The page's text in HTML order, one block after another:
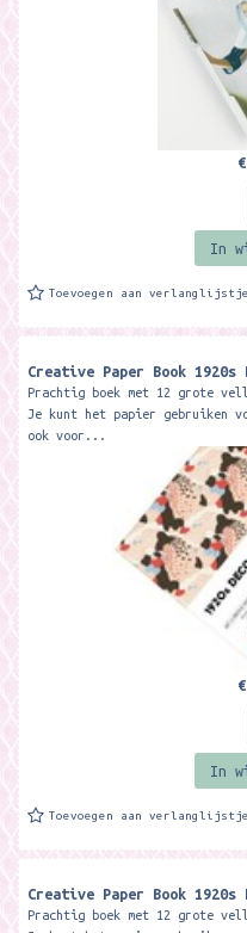
In
Toevoegen aan verlanglijstje
Creative Paper Book 1920s
Prachtig boek met 12 grote
Je kunt het papier gebruiken
ook voor...
In
Toevoegen aan verlanglijstje
Creative Paper Book
Prachtig boek met 12 grote